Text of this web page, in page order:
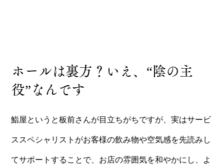
ホールは裏方？いえ、“陰の主
役”なんです
鮨屋というと板前さんが目立ちがちですが、実はサービ
ススペシャリストがお客様の飲み物や空気感を先読みし
てサポートすることで、お店の雰囲気を和やかにし、よ